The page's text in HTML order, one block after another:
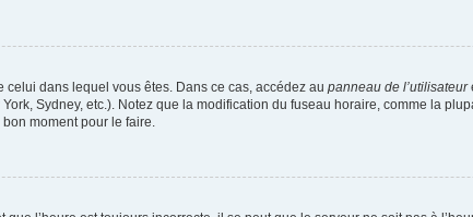
celui dans lequel vous êtes. Dans ce cas, accédez au panneau de l’utilisateur
Sydney, etc.). Notez que la modification du fuseau horaire, comme la
bon moment pour le faire.